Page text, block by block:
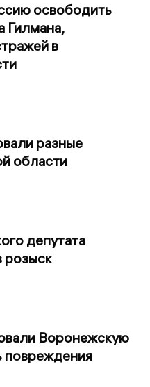
освободить
Гилмана,
в
разные
области
депутата
розыск
Воронежскую
повреждения